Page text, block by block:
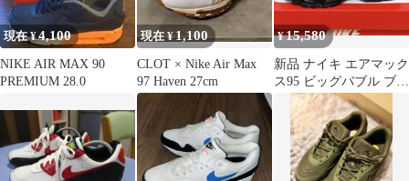
現在 ¥4,100
NIKE AIR MAX 90
PREMIUM 28.0
現在 ¥1,100
CLOT × Nike Air Max
97 Haven 27cm
¥15,580
新品 ナイキ エアマック
ス95 ビッグバブル ブラ
ックサファイア 27.5cm